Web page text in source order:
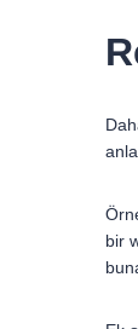
bir